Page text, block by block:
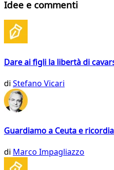
Idee e commenti
Dare ai figli la libertà di
di Stefano Vicari
Guardiamo a Ceuta e
di Marco Impagliazzo